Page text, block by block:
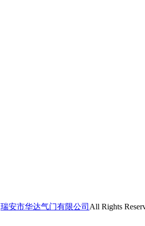
瑞安市华达气门有限公司 All Rights